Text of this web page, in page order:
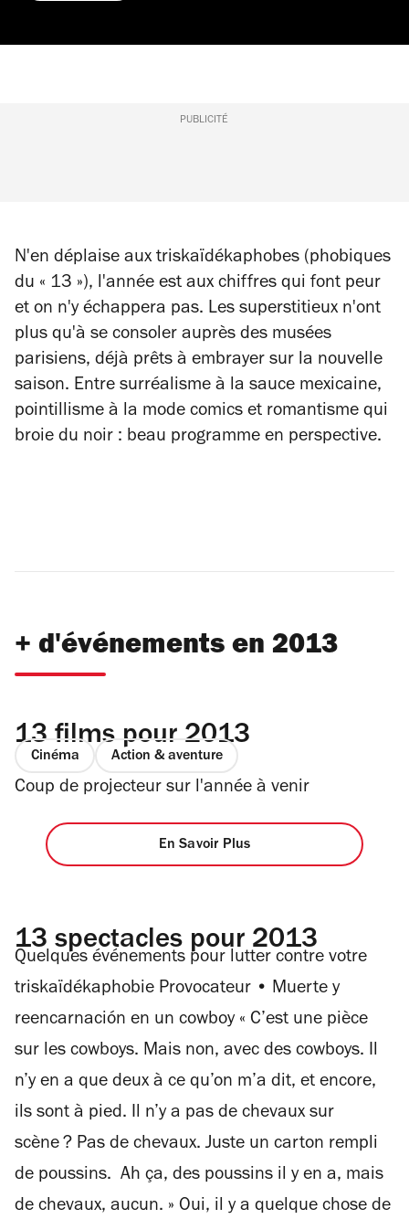
PUBLICITÉ
N'en déplaise aux triskaïdékaphobes (phobiques
du « 13 »), l'année est aux chiffres qui font peur
et on n'y échappera pas. Les superstitieux n'ont
plus qu'à se consoler auprès des musées
parisiens, déjà prêts à embrayer sur la nouvelle
saison. Entre surréalisme à la sauce mexicaine,
pointillisme à la mode comics et romantisme qui
broie du noir : beau programme en perspective.
+ d'événements en 2013
13 films pour 2013
Cinéma Action & aventure
Coup de projecteur sur l'année à venir
En Savoir Plus
13 spectacles pour 2013
Quelques événements pour lutter contre votre
triskaïdékaphobie Provocateur • Muerte y
reencarnación en un cowboy « C’est une pièce
sur les cowboys. Mais non, avec des cowboys. Il
n’y en a que deux à ce qu’on m’a dit, et encore,
ils sont à pied. Il n’y a pas de chevaux sur
scène ? Pas de chevaux. Juste un carton rempli
de poussins. Ah ça, des poussins il y en a, mais
de chevaux, aucun. » Oui, il y a quelque chose de